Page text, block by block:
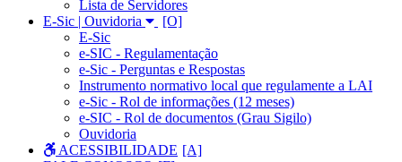
Lista de Servidores
E-Sic | Ouvidoria
E-Sic
e-SIC - Regulamentação
e-Sic - Perguntas e Respostas
Instrumento normativo local que regulamente a LAI
e-Sic - Rol de informações (12 meses)
e-SIC - Rol de documentos (Grau Sigilo)
Ouvidoria
ACESSIBILIDADE